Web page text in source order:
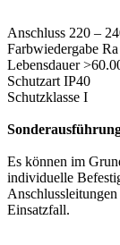
Anschluss 220 –
Farbwiedergabe
Lebensdauer
Schutzart IP40
Schutzklasse I
Es können im
individuelle
Einsatzfall.